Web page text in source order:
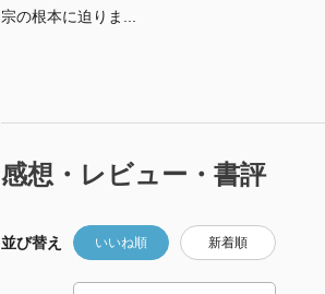
宗の根本に迫りま...
感想・レビュー・書評
並び替え いいね順 新着順